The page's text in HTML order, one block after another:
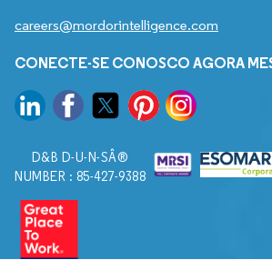
careers@mordorintelligence.com
CONECTE-SE CONOSCO AGORA
D&B D-U-N-SÂ®
NUMBER : 85-427-9388